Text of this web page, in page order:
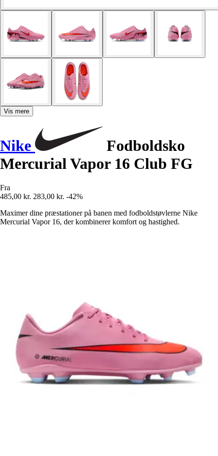
Vis mere
Nike
Fodboldsko
Mercurial Vapor 16 Club FG
Fra
485,00 kr. 283,00 kr. -42%
Maximer dine præstationer på banen med fodboldstøvlerne Nike
Mercurial Vapor 16, der kombinerer komfort og hastighed.